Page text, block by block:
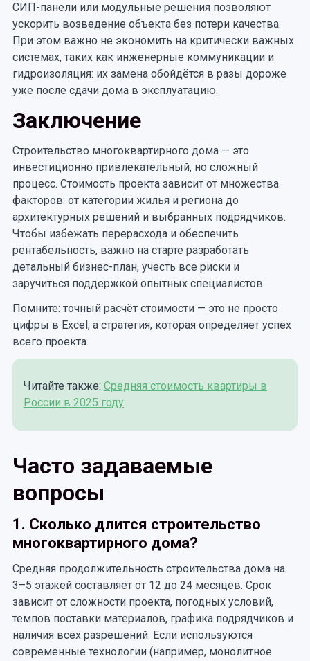
СИП-панели или модульные решения позволяют
ускорить возведение объекта без потери качества.
При этом важно не экономить на критически важных
системах, таких как инженерные коммуникации и
гидроизоляция: их замена обойдётся в разы дороже
уже после сдачи дома в эксплуатацию.
Заключение
Строительство многоквартирного дома — это
инвестиционно привлекательный, но сложный
процесс. Стоимость проекта зависит от множества
факторов: от категории жилья и региона до
архитектурных решений и выбранных подрядчиков.
Чтобы избежать перерасхода и обеспечить
рентабельность, важно на старте разработать
детальный бизнес-план, учесть все риски и
заручиться поддержкой опытных специалистов.
Помните: точный расчёт стоимости — это не просто
цифры в Excel, а стратегия, которая определяет успех
всего проекта.
Читайте также: Средняя стоимость квартиры в
России в 2025 году
Часто задаваемые
вопросы
1. Сколько длится строительство
многоквартирного дома?
Средняя продолжительность строительства дома на
3–5 этажей составляет от 12 до 24 месяцев. Срок
зависит от сложности проекта, погодных условий,
темпов поставки материалов, графика подрядчиков и
наличия всех разрешений. Если используются
современные технологии (например, монолитное